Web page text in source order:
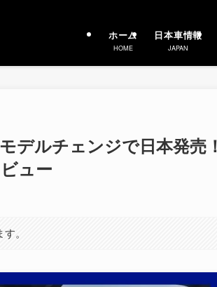
ホーム
HOME
日本車情報
JAPAN
デルチェンジで日本発売
ュー
。